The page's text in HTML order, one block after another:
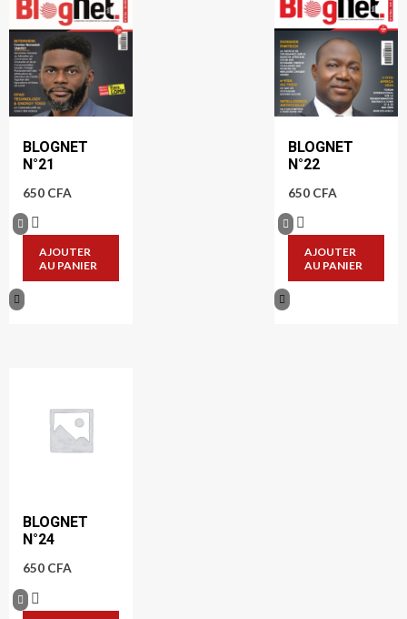
BLOGNET
N°21
650 CFA
AJOUTER
AU PANIER
BLOGNET
N°22
650 CFA
AJOUTER
AU PANIER
BLOGNET
N°24
650 CFA